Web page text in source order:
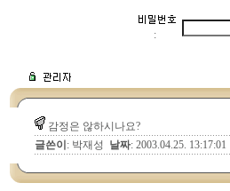
:
감정은 않하시나요?
글쓴이 : 박재성 날짜: 2003.04.25. 13:17:01